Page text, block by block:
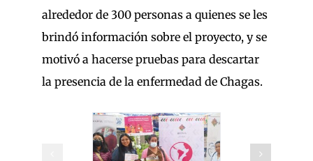
alrededor de 300 personas a quienes se les
brindó información sobre el proyecto, y se
motivó a hacerse pruebas para descartar
la presencia de la enfermedad de Chagas.